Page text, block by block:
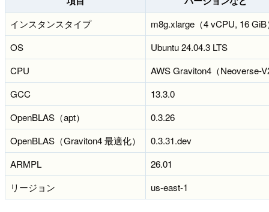
インスタンスタイプ
m8g.xlarge（4 vCPU, 16 GiB
OS
Ubuntu 24.04.3 LTS
CPU
AWS Graviton4（Neoverse-
GCC
13.3.0
OpenBLAS（apt）
0.3.26
OpenBLAS（Graviton4 最適化）
0.3.31.dev
ARMPL
26.01
リージョン
us-east-1